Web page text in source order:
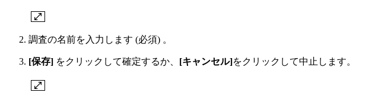
調査の名前を入力します (必須) 。
[保存] をクリックして確定するか、 [キャンセル]をクリックして中止します。